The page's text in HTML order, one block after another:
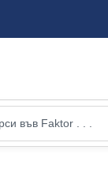
Стефанов: